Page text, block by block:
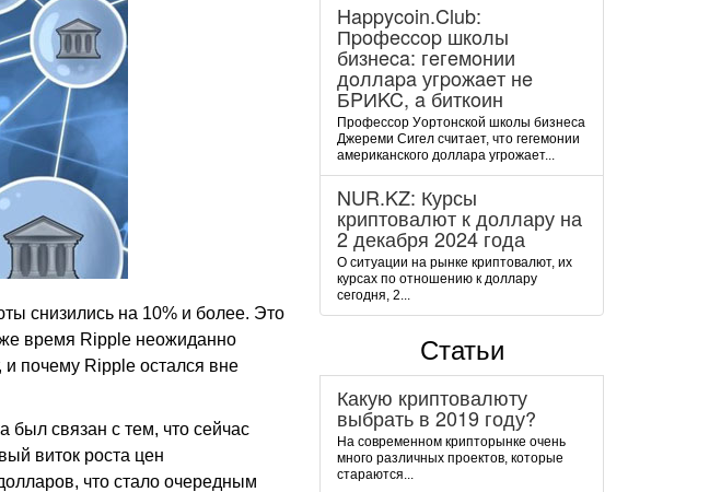
снизились на 10% и более. Это
время Ripple неожиданно
почему Ripple остался вне
был связан с тем, что сейчас
виток роста цен
что стало очередным
Happycoin.Club:
Пpoфeccop шкoлы
бизнeca: гeгeмoнии
дoллapa угpoжaeт нe
БPИKC, a биткoин
Пpoфeccop Уopтoнcкoй шкoлы бизнeca
Джepeми Cигeл cчитaeт, чтo гeгeмoнии
aмepикaнcкoгo дoллapa угpoжaeт...
NUR.KZ: Курсы
криптовалют к доллару на
2 декабря 2024 года
О ситуации на рынке криптовалют, их
курсах по отношению к доллару
сегодня, 2...
Статьи
Какую криптовалюту
выбрать в 2019 году?
На современном крипторынке очень
много различных проектов, которые
стараются...